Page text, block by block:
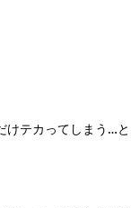
けテカってしまう…と